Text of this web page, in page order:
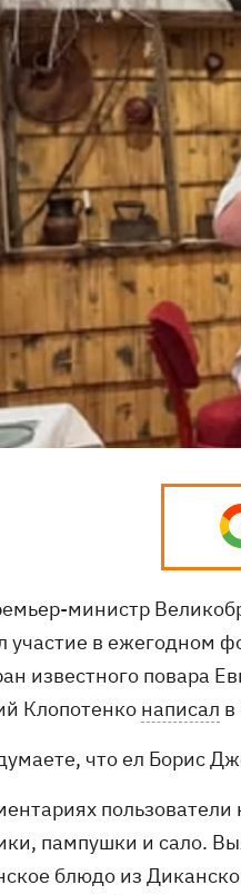
министр
участие в ежегодном
известного повара
Клопотенко написал в
что ел Борис
пампушки и сало.
блюдо из